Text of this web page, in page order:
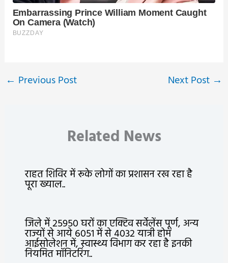
← Previous Post Next Post →
Related News
राहत शिविर में रूके लोगों का प्रशासन रख रहा है
पूरा ख्याल..
जिले में 25950 घरों का एक्टिव सर्वेलेंस पूर्ण, अन्य
राज्यों से आये 6051 में से 4032 यात्री होम
आईसोलेशन में, स्वास्थ्य विभाग कर रहा है इनकी
नियमित मॉनिटरिंग..